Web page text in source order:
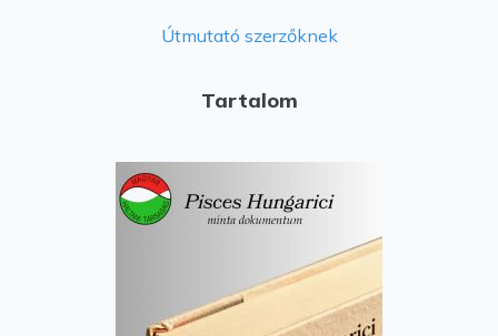
Útmutató szerzőknek
Tartalom